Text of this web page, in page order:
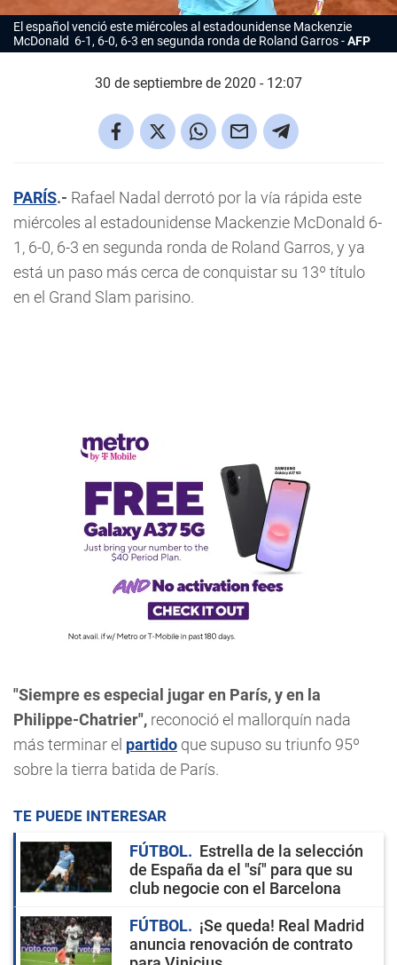
El español venció este miércoles al estadounidense Mackenzie
McDonald 6-1, 6-0, 6-3 en segunda ronda de Roland Garros
AFP
30 de septiembre de 2020 - 12:07
PARÍS.- Rafael Nadal derrotó por la vía rápida este
miércoles al estadounidense Mackenzie McDonald 6-
1, 6-0, 6-3 en segunda ronda de Roland Garros, y ya
está un paso más cerca de conquistar su 13º título
en el Grand Slam parisino.
"Siempre es especial jugar en París, y en la
Philippe-Chatrier", reconoció el mallorquín nada
más terminar el partido que supuso su triunfo 95º
sobre la tierra batida de París.
TE PUEDE INTERESAR
FÚTBOL
Estrella de la selección
de España da el "sí" para que su
club negocie con el Barcelona
FÚTBOL
¡Se queda! Real Madrid
anuncia renovación de contrato